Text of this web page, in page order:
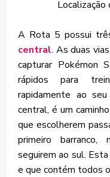
A Rota 5 possui
central. As duas
capturar Pokémon
rápidos para
rapidamente ao
central, é um
que escolherem
primeiro
seguirem ao sul.
e que contém todos